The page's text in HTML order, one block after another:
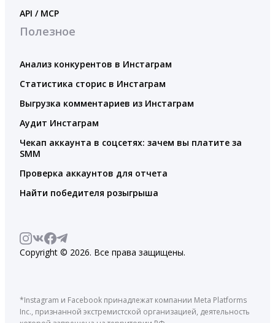
API / MCP
Полезное
Анализ конкурентов в Инстаграм
Статистика сторис в Инстаграм
Выгрузка комментариев из Инстаграм
Аудит Инстаграм
Чекап аккаунта в соцсетях: зачем вы платите за
SMM
Проверка аккаунтов для отчета
Найти победителя розыгрыша
Copyright © 2026. Все права защищены.
*Instagram и Facebook принадлежат компании Meta Platforms
Inc., признанной экстремистской организацией, деятельность